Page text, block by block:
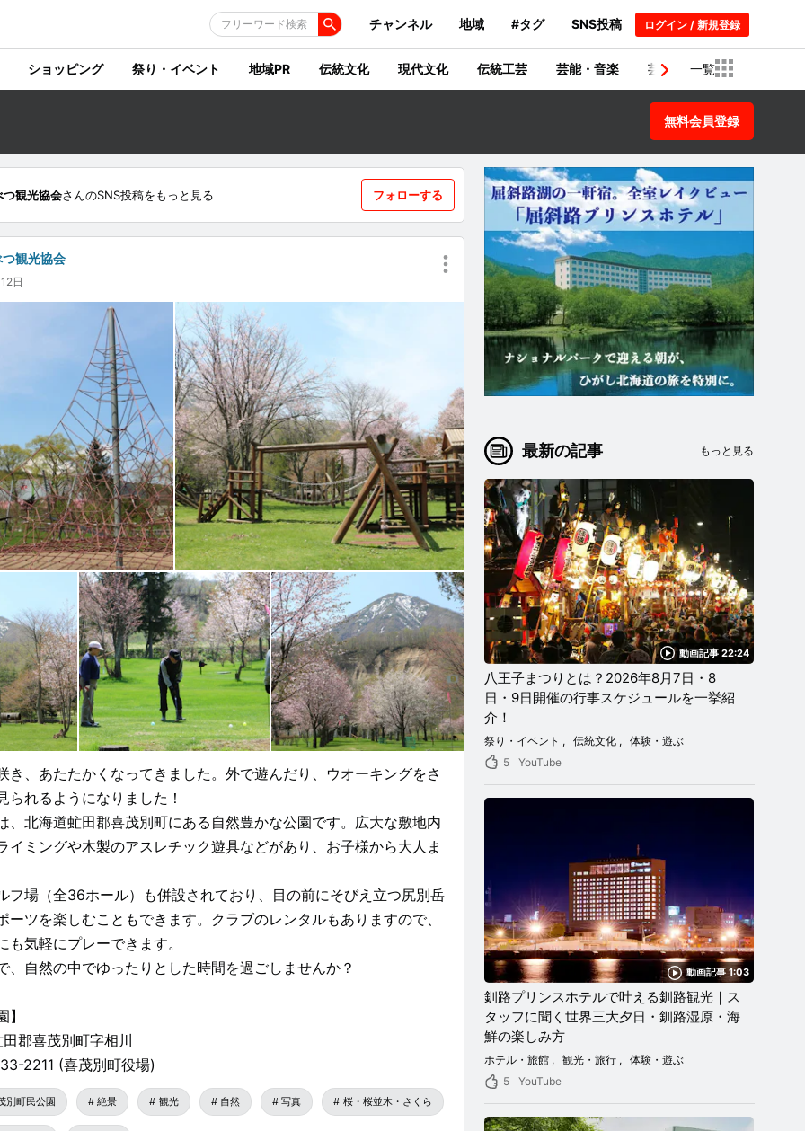
フリーワード検索 チャンネル 地域 #タグ SNS投稿 ログイン / 新規登録
ショッピング 祭り・イベント 地域PR 伝統文化 現代文化 伝統工芸 芸能・音楽 芸術・建築物
一覧
無料会員登録
つ観光協会さんのSNS投稿をもっと見る フォローする
観光協会
日
き、あたたかくなってきました。外で遊んだり、ウオーキングをさ
られるようになりました！
、北海道虻田郡喜茂別町にある自然豊かな公園です。広大な敷地内
イミングや木製のアスレチック遊具などがあり、お子様から大人ま
フ場（全36ホール）も併設されており、目の前にそびえ立つ尻別岳
ーツを楽しむこともできます。クラブのレンタルもありますので、
も気軽にプレーできます。
、自然の中でゆったりとした時間を過ごしませんか？
郡喜茂別町字相川
2211 (喜茂別町役場)
別町民公園 絶景 観光 自然 写真 桜・桜並木・さくら
最新の記事 もっと見る
動画記事 22:24
八王子まつりとは？2026年8月7日・8
日・9日開催の行事スケジュールを一挙紹
介！
祭り・イベント 伝統文化
体験・遊ぶ
5
YouTube
動画記事 1:03
釧路プリンスホテルで叶える釧路観光｜ス
タッフに聞く世界三大夕日・釧路湿原・海
鮮の楽しみ方
ホテル・旅館 観光・旅行
体験・遊ぶ
5
YouTube